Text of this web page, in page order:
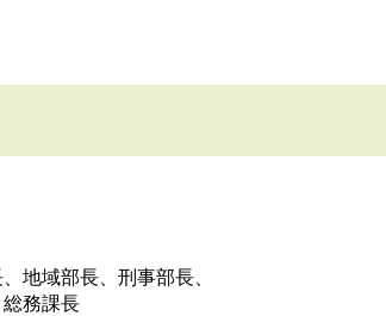
地域部長、刑事部長、
務課長